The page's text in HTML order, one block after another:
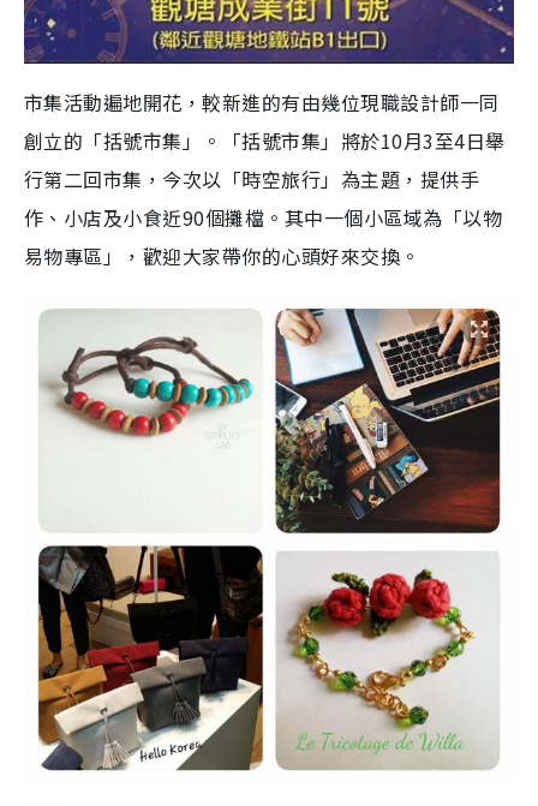
市集活動遍地開花，較新進的有由幾位現職設計師一同
創立的「括號市集」。「括號市集」將於10月3至4日舉
行第二回市集，今次以「時空旅行」為主題，提供手
作、小店及小食近90個攤檔。其中一個小區域為「以物
易物專區」，歡迎大家帶你的心頭好來交換。